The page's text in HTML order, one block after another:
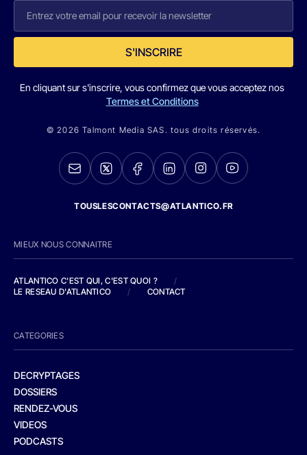
S'INSCRIRE
En cliquant sur s'inscrire, vous confirmez que vous acceptez nos
Termes et Conditions
© 2026 Talmont Media SAS. tous droits réservés.
TOUSLESCONTACTS@ATLANTICO.FR
MIEUX NOUS CONNAITRE
ATLANTICO C'EST QUI, C'EST QUOI ?
/
LE RESEAU D'ATLANTICO
/ CONTACT
CATEGORIES
DECRYPTAGES
DOSSIERS
RENDEZ-VOUS
VIDEOS
PODCASTS